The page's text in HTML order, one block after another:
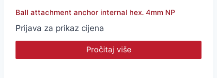
Ball attachment anchor internal hex. 4mm NP
Prijava za prikaz cijena
Pročitaj više